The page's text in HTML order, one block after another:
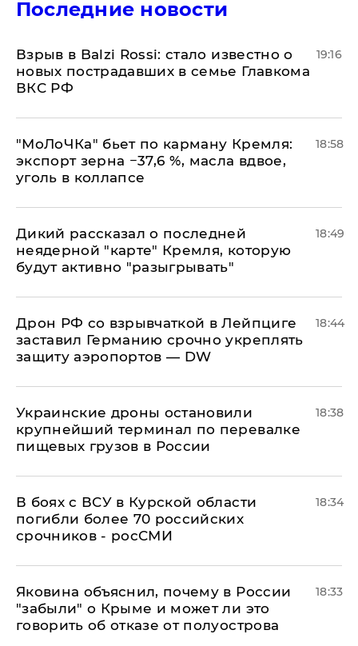
Последние новости
Взрыв в Balzi Rossi: стало известно о
новых пострадавших в семье Главкома
ВКС РФ
19:16
​"МоЛоЧКа" бьет по карману Кремля:
экспорт зерна −37,6 %, масла вдвое,
уголь в коллапсе
18:58
Дикий рассказал о последней
неядерной "карте" Кремля, которую
будут активно "разыгрывать"
18:49
​Дрон РФ со взрывчаткой в Лейпциге
заставил Германию срочно укреплять
защиту аэропортов — DW
18:44
Украинские дроны остановили
крупнейший терминал по перевалке
пищевых грузов в России
18:38
В боях с ВСУ в Курской области
погибли более 70 российских
срочников - росСМИ
18:34
Яковина объяснил, почему в России
"забыли" о Крыме и может ли это
говорить об отказе от полуострова
18:33